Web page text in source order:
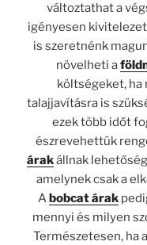
változtathat a
igényesen
is szeretnénk
növelheti a
költségeket, ha
talajjavításra is
ezek több időt
észrevehettük
árakállnak
amelynek csak a
Abobcat árak
mennyi és milyen
Természetesen, ha